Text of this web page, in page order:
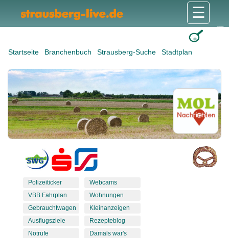
Startseite Branchenbuch Strausberg-Suche Stadtplan
☰
Polizeiticker
VBB Fahrplan
Gebrauchtwagen
Ausflugsziele
Notrufe
Webcams
Wohnungen
Kleinanzeigen
Rezepteblog
Damals war's